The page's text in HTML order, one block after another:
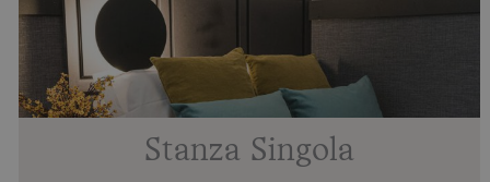
Stanza Singola